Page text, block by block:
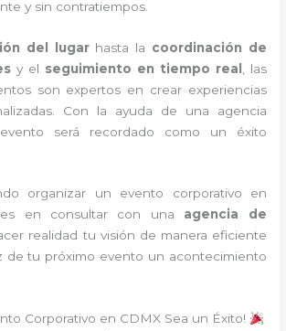
y sin contratiempos.
del lugarhasta la coordinación de
y el seguimiento en tiempo real , las
son expertos en crear experiencias
Con la ayuda de una agencia
será recordado como un éxito
organizar un evento corporativo en
en consultar con una agencia de
realidad tu visión de manera eficiente
de tu próximo evento un acontecimiento
Corporativo en CDMX Sea un Éxito!